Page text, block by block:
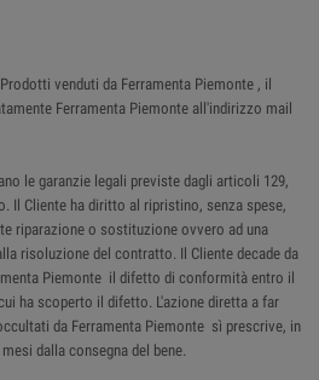
venduti da Ferramenta Piemonte , il
Ferramenta Piemonte all'indirizzo mail
le garanzie legali previste dagli articoli 129,
Il Cliente ha diritto al ripristino, senza spese,
riparazione o sostituzione ovvero ad una
risoluzione del contratto. Il Cliente decade da
Piemonte il difetto di conformità entro il
ha scoperto il difetto. L'azione diretta a far
da Ferramenta Piemonte sì prescrive, in
dalla consegna del bene.